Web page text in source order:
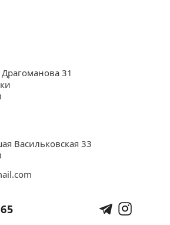
31
Васильковская 33